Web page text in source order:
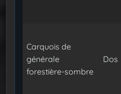
Carquois de
générale
forestière-sombre
Dos